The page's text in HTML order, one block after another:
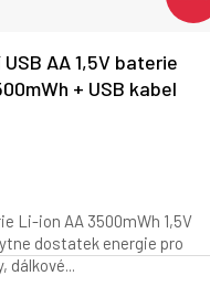
AA 1,5V baterie
+ USB kabel
Li-ion AA 3500mWh 1,5V
dostatek energie pro
dálkové...